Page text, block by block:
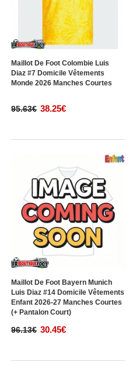
Maillot De Foot Colombie Luis
Diaz #7 Domicile Vêtements
Monde 2026 Manches Courtes
95.63€ 38.25€
Maillot De Foot Bayern Munich
Luis Diaz #14 Domicile Vêtements
Enfant 2026-27 Manches Courtes
(+ Pantalon Court)
96.13€ 30.45€